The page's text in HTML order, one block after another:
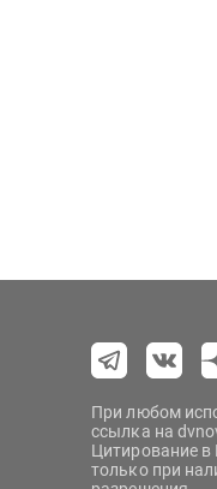
При любом
ссылка на
Цитирование в
только при